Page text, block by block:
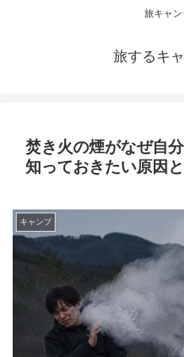
旅キャ
旅するキ
焚き火の煙がなぜ自
知っておきたい原因
キャンプ